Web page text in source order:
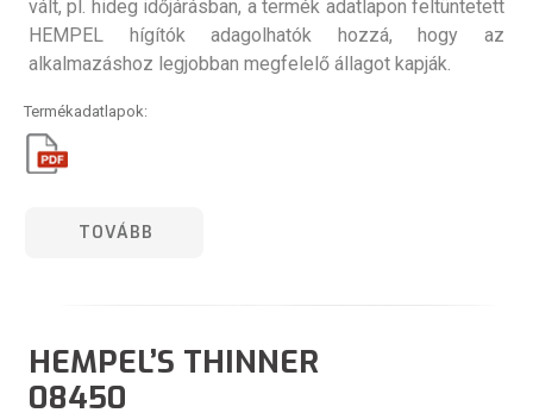
vált, pl. hideg időjárásban, a termék adatlapon feltüntetett
HEMPEL hígítók adagolhatók hozzá, hogy az
alkalmazáshoz legjobban megfelelő állagot kapják.
Termékadatlapok:
TOVÁBB
HEMPEL’S THINNER
08450